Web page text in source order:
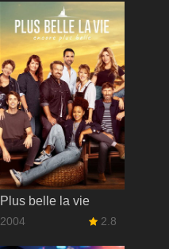
Plus belle la vie
2004 2.8